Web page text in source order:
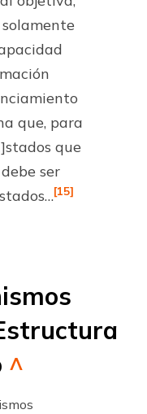
que, para
que
ser
[15]
^